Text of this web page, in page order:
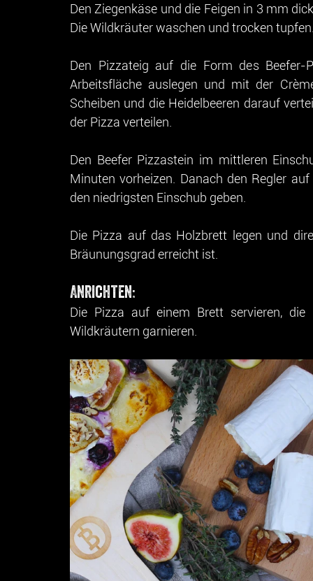
Den Ziegenkäse und die Feigen in 3 mm
Die Wildkräuter waschen und trocken
Den Pizzateig auf die Form des Beefer-
Arbeitsfläche auslegen und mit der
Scheiben und die Heidelbeeren darauf
der Pizza verteilen.
Den Beefer Pizzastein im mittleren
Minuten vorheizen. Danach den Regler
den niedrigsten Einschub geben.
Die Pizza auf das Holzbrett legen und
Bräunungsgrad erreicht ist.
Anrichten:
Die Pizza auf einem Brett servieren,
Wildkräutern garnieren.